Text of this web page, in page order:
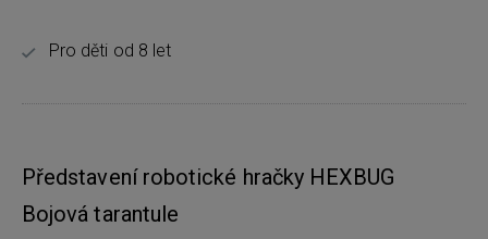
Pro děti od 8 let
Představení robotické hračky HEXBUG
Bojová tarantule